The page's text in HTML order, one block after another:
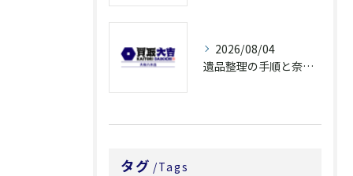
2026/08/04
遺品整理の手順と奈良県橿原市で無駄なく片付ける方法とごみ処分ポイント
タグ Tags